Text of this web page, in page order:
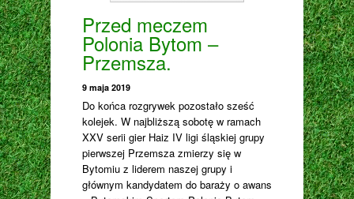
Przed meczem
Polonia Bytom –
Przemsza.
9 maja 2019
Do końca rozgrywek pozostało sześć
kolejek. W najbliższą sobotę w ramach
XXV serii gier Haiz IV ligi śląskiej grupy
pierwszej Przemsza zmierzy się w
Bytomiu z liderem naszej grupy i
głównym kandydatem do baraży o awans